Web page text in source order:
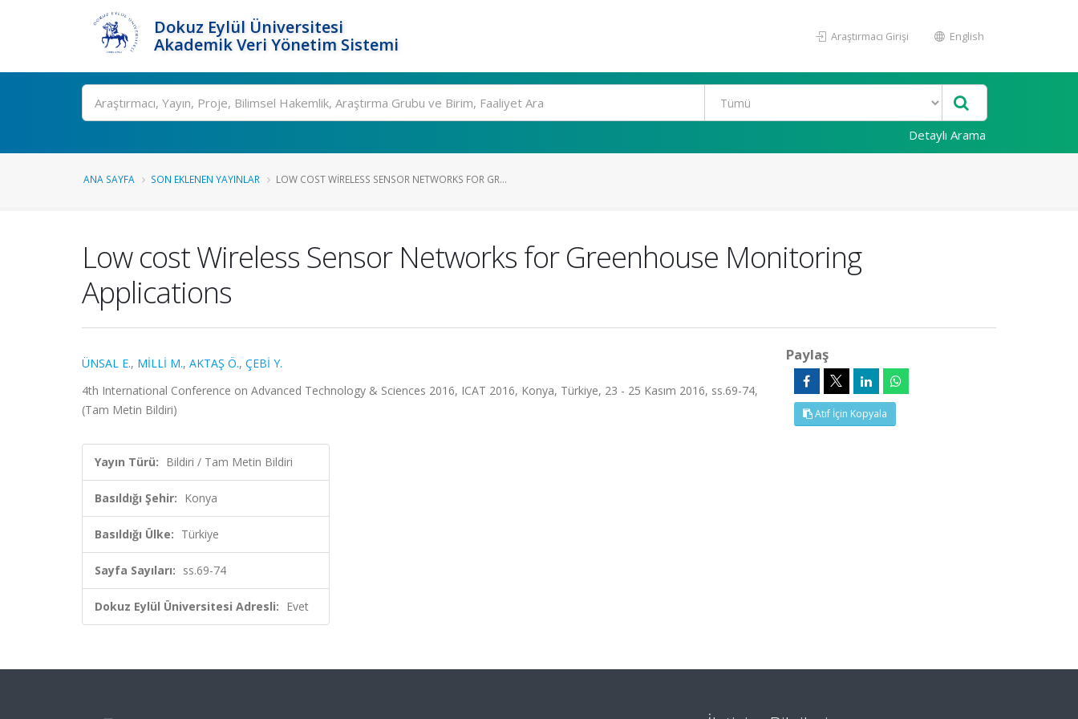
Dokuz Eylül Üniversitesi
Akademik Veri Yönetim Sistemi
Araştırmacı Girişi English
Ara
Detaylı Arama
ANA SAYFA SON EKLENEN YAYINLAR LOW COST WIRELESS SENSOR NETWORKS FOR GR...
Low cost Wireless Sensor Networks for Greenhouse Monitoring
Applications
ÜNSAL E., MİLLİ M., AKTAŞ Ö., ÇEBİ Y.
4th International Conference on Advanced Technology & Sciences 2016, ICAT 2016, Konya, Türkiye, 23 - 25 Kasım 2016, ss.69-74,
(Tam Metin Bildiri)
Yayın Türü: Bildiri / Tam Metin Bildiri
Basıldığı Şehir: Konya
Basıldığı Ülke: Türkiye
Sayfa Sayıları: ss.69-74
Dokuz Eylül Üniversitesi Adresli: Evet
Paylaş
Atıf İçin Kopyala